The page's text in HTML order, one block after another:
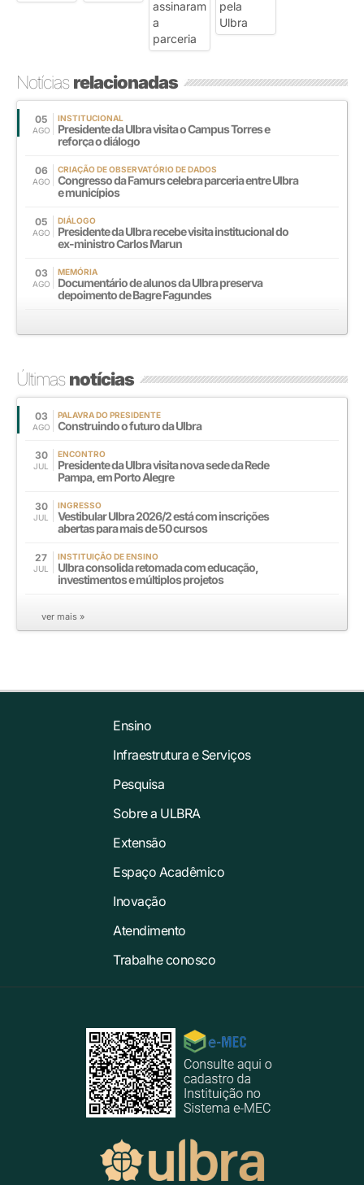
Notíciasrelacionadas
05
AGO
INSTITUCIONAL
Presidente da Ulbra visita o Campus Torres e
reforça o diálogo
06
AGO
CRIAÇÃO DE OBSERVATÓRIO DE DADOS
Congresso da Famurs celebra parceria entre Ulbra
e municípios
05
AGO
DIÁLOGO
Presidente da Ulbra recebe visita institucional do
ex-ministro Carlos Marun
03
AGO
MEMÓRIA
Documentário de alunos da Ulbra preserva
depoimento de Bagre Fagundes
Últimasnotícias
03
AGO
PALAVRA DO PRESIDENTE
Construindo o futuro da Ulbra
30
JUL
ENCONTRO
Presidente da Ulbra visita nova sede da Rede
Pampa, em Porto Alegre
30
JUL
INGRESSO
Vestibular Ulbra 2026/2 está com inscrições
abertas para mais de 50 cursos
27
JUL
INSTITUIÇÃO DE ENSINO
Ulbra consolida retomada com educação,
investimentos e múltiplos projetos
ver mais »
Ensino
Infraestrutura e Serviços
Pesquisa
Sobre a ULBRA
Extensão
Espaço Acadêmico
Inovação
Atendimento
Trabalhe conosco